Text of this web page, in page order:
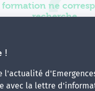
!
l'actualité
avec la lettre
formation ne
recherche.
renouveler votre